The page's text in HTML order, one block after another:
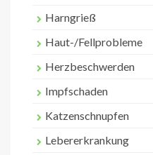
Harngrieß
Haut-/Fellprobleme
Herzbeschwerden
Impfschaden
Katzenschnupfen
Lebererkrankung